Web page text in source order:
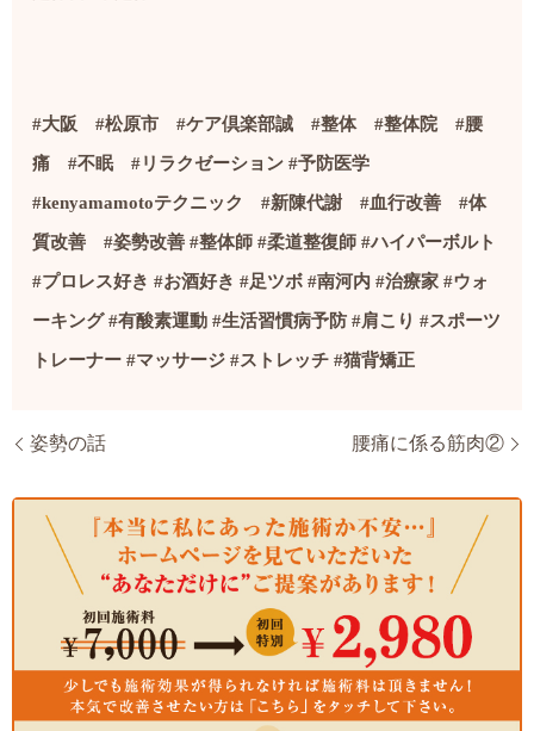
#大阪#松原市#ケア倶楽部誠#整体#整体院#腰
痛#不眠#リラクゼーション #予防医学
#kenyamamotoテクニック#新陳代謝#血行改善#体
質改善#姿勢改善 #整体師 #柔道整復師 #ハイパーボルト
#プロレス好き #お酒好き #足ツボ #南河内 #治療家 #ウォ
ーキング#有酸素運動 #生活習慣病予防 #肩こり #スポーツ
トレーナー #マッサージ #ストレッチ #猫背矯正
姿勢の話 腰痛に係る筋肉②